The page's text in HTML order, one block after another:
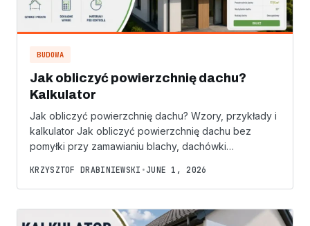
BUDOWA
Jak obliczyć powierzchnię dachu?
Kalkulator
Jak obliczyć powierzchnię dachu? Wzory, przykłady i
kalkulator Jak obliczyć powierzchnię dachu bez
pomyłki przy zamawianiu blachy, dachówki…
KRZYSZTOF DRABINIEWSKI • JUNE 1, 2026